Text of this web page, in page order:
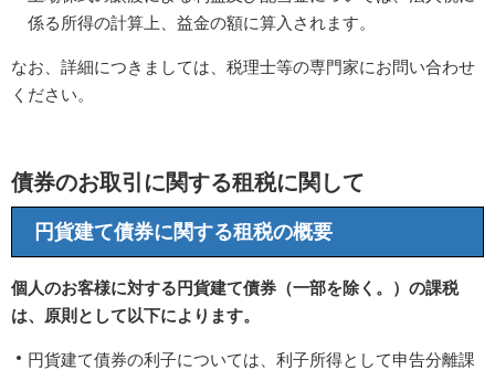
係る所得の計算上、益金の額に算入されます。
なお、詳細につきましては、税理士等の専門家にお問い合わせ
ください。
債券のお取引に関する租税に関して
円貨建て債券に関する租税の概要
個人のお客様に対する円貨建て債券（一部を除く。）の課税
は、原則として以下によります。
円貨建て債券の利子については、利子所得として申告分離課